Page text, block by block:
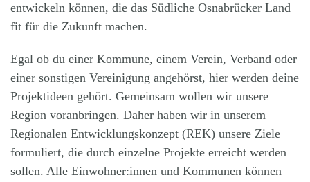
entwickeln können, die das Südliche Osnabrücker Land
fit für die Zukunft machen.
Egal ob du einer Kommune, einem Verein, Verband oder
einer sonstigen Vereinigung angehörst, hier werden deine
Projektideen gehört. Gemeinsam wollen wir unsere
Region voranbringen. Daher haben wir in unserem
Regionalen Entwicklungskonzept (REK) unsere Ziele
formuliert, die durch einzelne Projekte erreicht werden
sollen. Alle Einwohner:innen und Kommunen können